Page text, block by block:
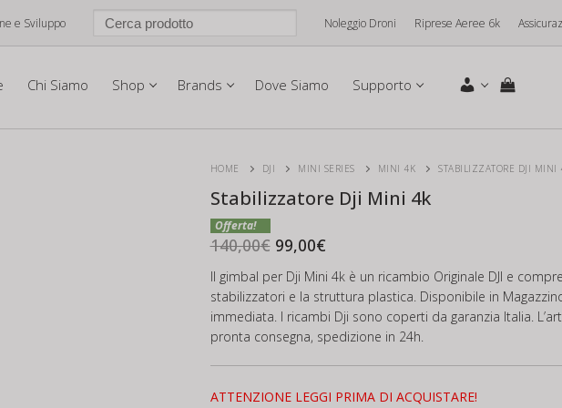
e Sviluppo Noleggio Droni Riprese Aeree 6k
Chi Siamo Shop Brands Dove Siamo Supporto
HOME DJI MINI SERIES MINI 4K STABILIZZATORE DJI MINI
Stabilizzatore Dji Mini 4k
140,00€ prezzo
originale
era:
140,00€.
99,00€prezzo
attuale
è:
99,00€.
Il gimbal per Dji Mini 4k è un ricambio Originale DJI e
stabilizzatori e la struttura plastica. Disponibile in
immediata. I ricambi Dji sono coperti da garanzia Italia.
pronta consegna, spedizione in 24h.
ATTENZIONE LEGGI PRIMA DI ACQUISTARE!